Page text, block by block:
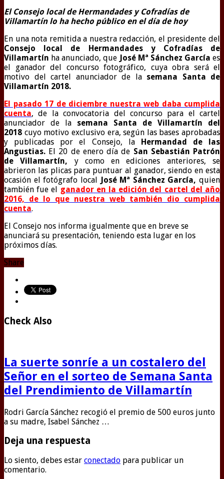
El Consejo local de Hermandades y Cofradías de
Villamartín lo ha hecho público en el día de hoy
En una nota remitida a nuestra redacción, el presidente del
Consejo local de Hermandades y Cofradías de
Villamartín ha anunciado, que José Mª Sánchez García es
el ganador del concurso fotográfico, cuya obra será el
motivo del cartel anunciador de la semana Santa de
Villamartín 2018.
El pasado 17 de diciembre nuestra web daba cumplida
cuenta, de la convocatoria del concurso para el cartel
anunciador de la semana Santa de Villamartín del
2018 cuyo motivo exclusivo era, según las bases aprobadas
y publicadas por el Consejo, la
Hermandad de las
Angustias. El 20 de enero día de San Sebastián Patrón
de Villamartín, y como en ediciones anteriores, se
abrieron las plicas para puntuar al ganador, siendo en esta
ocasión el fotógrafo local
José Mª Sánchez García, quien
también fue el ganador en la edición del cartel del año
2016, de lo que nuestra web también dio cumplida
cuenta.
El Consejo nos informa igualmente que en breve se
anunciará su presentación, teniendo esta lugar en los
próximos días.
Share
Check Also
La suerte sonríe a un costalero del
Señor en el sorteo de Semana Santa
del Prendimiento de Villamartín
Rodri García Sánchez recogió el premio de 500 euros junto
a su madre, Isabel Sánchez …
Deja una respuesta
Lo siento, debes estar conectado para publicar un
comentario.